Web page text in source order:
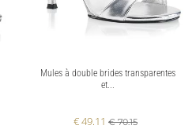
Mules à double brides transparentes
et...
€ 49.11 € 70.15